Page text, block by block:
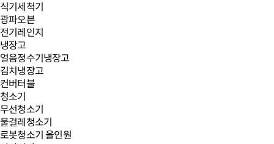
식기세척기
광파오븐
전기레인지
냉장고
얼음정수기냉장고
김치냉장고
컨버터블
청소기
무선청소기
물걸레청소기
로봇청소기 올인원